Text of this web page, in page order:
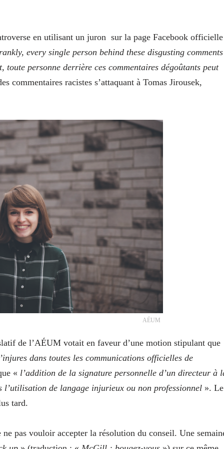
en utilisant un juron sur la page Facebook officielle
every single person behind these disgusting comments
toute personne derrière ces commentaires dégoûtants peut
commentaires racistes s’attaquant à Tomas Jirousek,
AÉUM
de l’AÉUM votait en faveur d’une motion stipulant que
dans toutes les communications officielles de
« l’addition de la signature personnelle d’un directeur à
de langage injurieux ou non professionnel ». Le
tard.
pas vouloir accepter la résolution du conseil. Une